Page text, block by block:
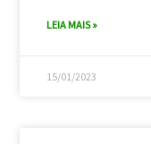
LEIA MAIS »
15/01/2023